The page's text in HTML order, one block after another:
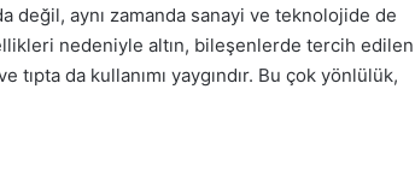
değil, aynı zamanda sanayi ve teknolojide de
nedeniyle altın, bileşenlerde tercih edilen
da kullanımı yaygındır. Bu çok yönlülük,